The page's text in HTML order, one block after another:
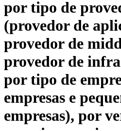
por tipo de
(provedor de
provedor de
provedor de
por tipo de
empresas e
empresas), por